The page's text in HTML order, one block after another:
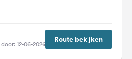
12-06-2026 Route bekijken